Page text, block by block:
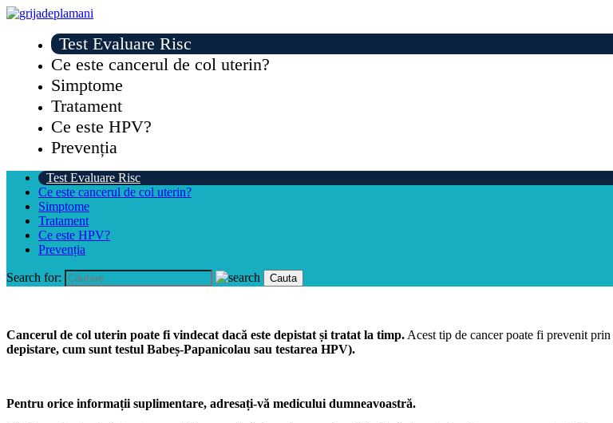
Test Evaluare Risc
Ce este cancerul de col uterin?
Simptome
Tratament
Ce este HPV?
Prevenția
Test Evaluare Risc
Ce este cancerul de col uterin?
Simptome
Tratament
Ce este HPV?
Prevenția
Search for:
Cancerul de col uterin poate fi vindecat dacă este depistat și tratat la timp. Acest tip de cancer poate fi prevenit prin
depistare, cum sunt testul Babeș-Papanicolau sau testarea HPV).
Pentru orice informații suplimentare, adresați-vă medicului dumneavoastră.